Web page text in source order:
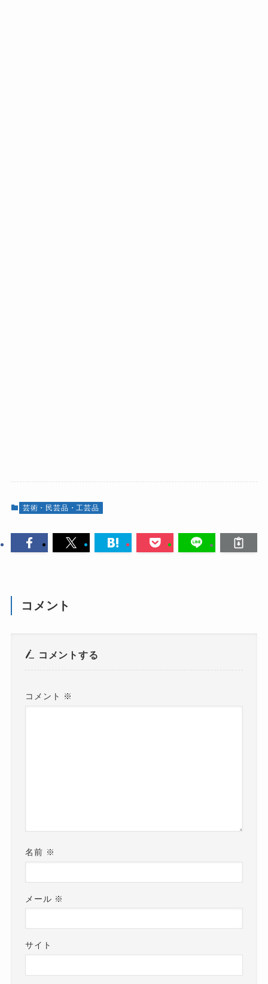
芸術・民芸品・工芸品
コメント
コメントする
コメント ※
名前 ※
メール ※
サイト